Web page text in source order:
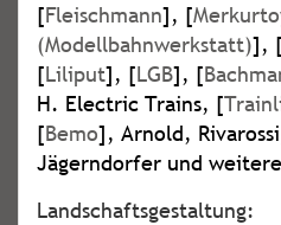
[Fleischmann], [
(Modellbahnwerkstatt)], [
[Liliput], [LGB], [
H. Electric Trains, [
[Bemo], Arnold,
Jägerndorfer und weitere
Landschaftsgestaltung: